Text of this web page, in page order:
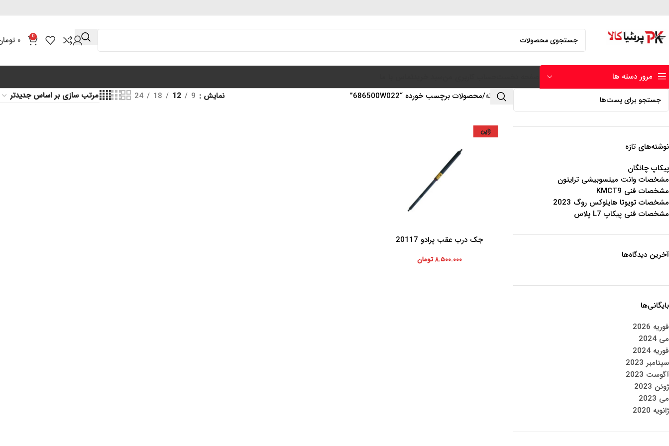
0 ۰
مرور دسته ها
نوشته‌های تازه
پیکاپ چانگان
مشخصات وانت میتسوبیشی ترایتون
مشخصات فنی KMCT9
مشخصات تویوتا هایلوکس روگ 2023
مشخصات فنی پیکاپ L7 پلاس
آخرین دیدگاه‌ها
بایگانی‌ها
فوریه 2026
می 2024
فوریه 2024
سپتامبر 2023
آگوست 2023
ژوئن 2023
می 2023
ژانویه 2020
خانه محصولات برچسب خورده “686500W022” نمایش 9
12
18
24
ژاپن
افزودن به سبد خرید
جک درب عقب پرادو 20117
۸.۵۰۰.۰۰۰تومان